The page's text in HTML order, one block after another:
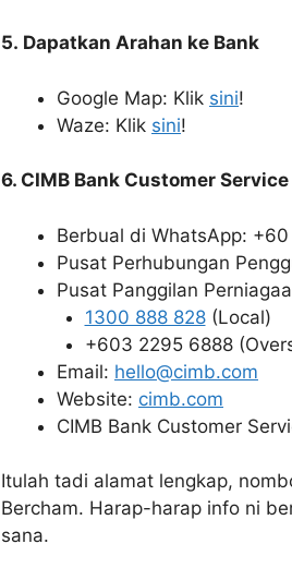
5. Dapatkan Arahan ke Bank
Google Map: Klik sini!
Waze: Klik sini!
6. CIMB Bank Customer Service
Berbual di WhatsApp:
Pusat Perhubungan
Pusat Panggilan
1300 888 828(Local)
+603 2295 6888
Email: hello@cimb.com
Website: cimb.com
CIMB Bank Customer
Itulah tadi alamat lengkap,
Bercham. Harap-harap info ni
sana.